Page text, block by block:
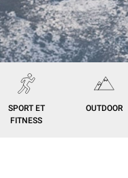
SPORT ET
FITNESS
OUTDOOR